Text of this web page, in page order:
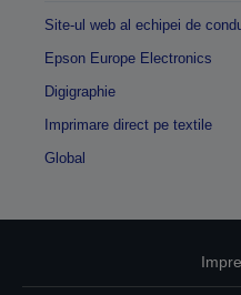
Site-ul web al echipei de
Epson Europe Electronics
Digigraphie
Imprimare direct pe textile
Global